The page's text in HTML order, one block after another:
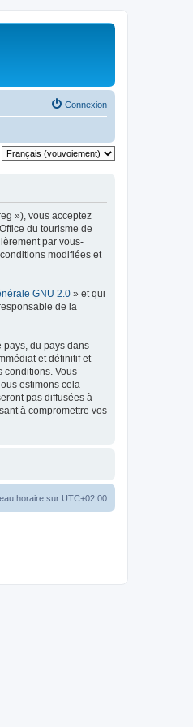
Connexion
»), vous acceptez
du tourisme de
par vous-
modifiées et
GNU 2.0 » et qui
de la
pays, du pays dans
et définitif et
conditions. Vous
estimons cela
pas diffusées à
à compromettre vos
horaire sur UTC+02:00